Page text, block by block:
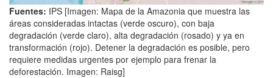
Fuentes: IPS [Imagen: Mapa de la Amazonia que muestra las
áreas consideradas intactas (verde oscuro), con baja
degradación (verde claro), alta degradación (rosado) y ya en
transformación (rojo). Detener la degradación es posible, pero
requiere medidas urgentes por ejemplo para frenar la
deforestación. Imagen: Raisg]